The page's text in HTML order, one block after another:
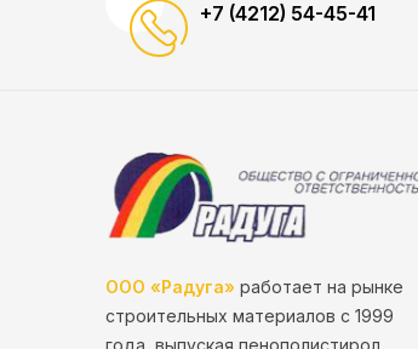
+7 (4212) 54-45-41
ООО «Радуга» работает на рынке
строительных материалов с 1999
года, выпуская пенополистирол